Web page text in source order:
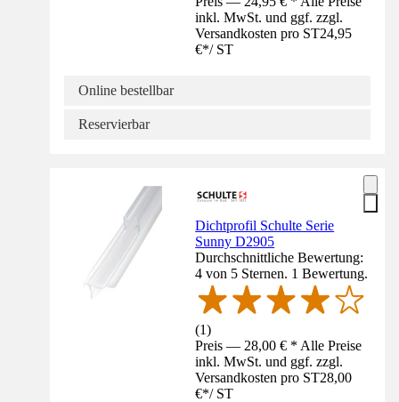
inkl. MwSt. und ggf. zzgl.
Versandkosten pro ST24,95
€*/ ST
Online bestellbar
Reservierbar
Dichtprofil Schulte Serie
Sunny D2905
Durchschnittliche Bewertung:
4 von 5 Sternen. 1 Bewertung.
(1)
Preis — 28,00 € * Alle Preise
inkl. MwSt. und ggf. zzgl.
Versandkosten pro ST28,00
€*/ ST